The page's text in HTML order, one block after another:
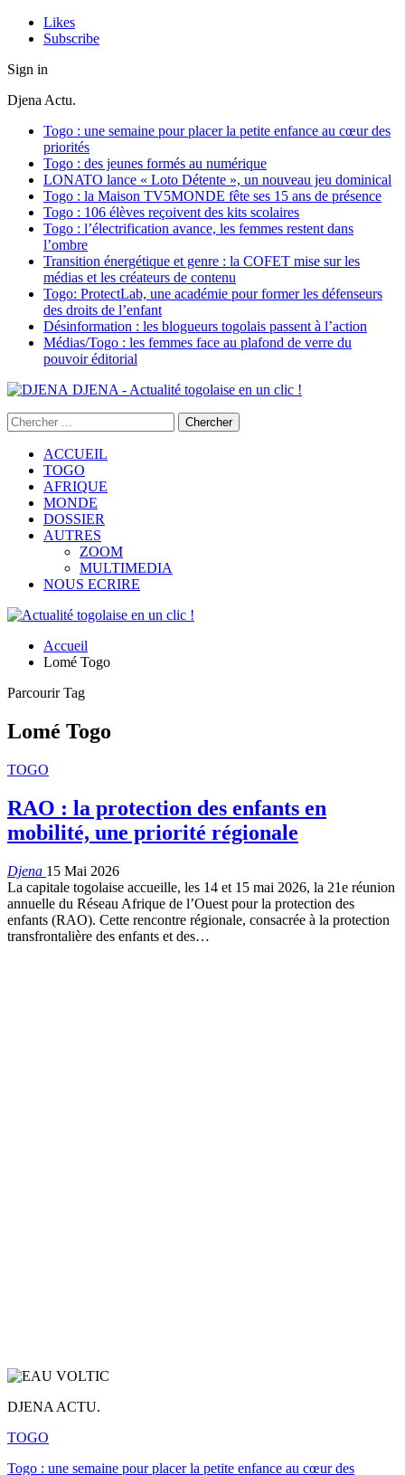
Likes
Subscribe
Sign in
Djena Actu.
Togo : une semaine pour placer la petite enfance au cœur des
priorités
Togo : des jeunes formés au numérique
LONATO lance « Loto Détente », un nouveau jeu dominical
Togo : la Maison TV5MONDE fête ses 15 ans de présence
Togo : 106 élèves reçoivent des kits scolaires
Togo : l’électrification avance, les femmes restent dans
l’ombre
Transition énergétique et genre : la COFET mise sur les
médias et les créateurs de contenu
Togo: ProtectLab, une académie pour former les défenseurs
des droits de l’enfant
Désinformation : les blogueurs togolais passent à l’action
Médias/Togo : les femmes face au plafond de verre du
pouvoir éditorial
DJENA - Actualité togolaise en un clic !
ACCUEIL
TOGO
AFRIQUE
MONDE
DOSSIER
AUTRES
ZOOM
MULTIMEDIA
NOUS ECRIRE
Accueil
Lomé Togo
Parcourir Tag
Lomé Togo
TOGO
RAO : la protection des enfants en
mobilité, une priorité régionale
Djena 15 Mai 2026
La capitale togolaise accueille, les 14 et 15 mai 2026, la 21e réunion
annuelle du Réseau Afrique de l’Ouest pour la protection des
enfants (RAO). Cette rencontre régionale, consacrée à la protection
transfrontalière des enfants et des…
DJENA ACTU.
TOGO
Togo : une semaine pour placer la petite enfance au cœur des